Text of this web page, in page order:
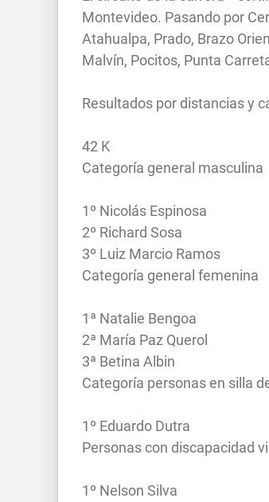
Montevideo. Pasando por
Atahualpa, Prado, Brazo
Malvín, Pocitos, Punta
Resultados por distancias y
42 K
Categoría general masculina
1º Nicolás Espinosa
2º Richard Sosa
3º Luiz Marcio Ramos
Categoría general femenina
1ª Natalie Bengoa
2ª María Paz Querol
3ª Betina Albin
Categoría personas en silla
1º Eduardo Dutra
Personas con discapacidad
1º Nelson Silva